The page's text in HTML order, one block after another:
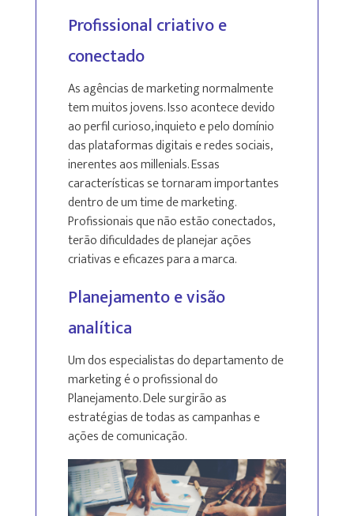
Profissional criativo e
conectado
As agências de marketing normalmente
tem muitos jovens. Isso acontece devido
ao perfil curioso, inquieto e pelo domínio
das plataformas digitais e redes sociais,
inerentes aos millenials. Essas
características se tornaram importantes
dentro de um time de marketing.
Profissionais que não estão conectados,
terão dificuldades de planejar ações
criativas e eficazes para a marca.
Planejamento e visão
analítica
Um dos especialistas do departamento de
marketing é o profissional do
Planejamento. Dele surgirão as
estratégias de todas as campanhas e
ações de comunicação.